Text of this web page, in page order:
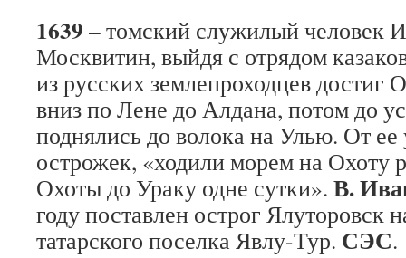
1639 – томский служилый человек
Москвитин, выйдя с отрядом
из русских землепроходцев достиг
вниз по Лене до Алдана, потом до
поднялись до волока на Улью. От ее
острожек, «ходили морем на Охоту
Охоты до Ураку одне сутки». В.
году поставлен острог Ялуторовск
татарского поселка Явлу-Тур. СЭС.